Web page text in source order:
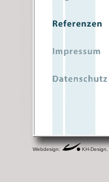
Webdesign: KH-Design,